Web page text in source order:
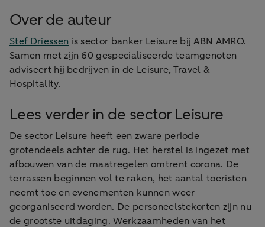
Over de auteur
Stef Driessen is sector banker Leisure bij ABN AMRO.
Samen met zijn 60 gespecialiseerde teamgenoten
adviseert hij bedrijven in de Leisure, Travel &
Hospitality.
Lees verder in de sector Leisure
De sector Leisure heeft een zware periode
grotendeels achter de rug. Het herstel is ingezet met
afbouwen van de maatregelen omtrent corona. De
terrassen beginnen vol te raken, het aantal toeristen
neemt toe en evenementen kunnen weer
georganiseerd worden. De personeelstekorten zijn nu
de grootste uitdaging. Werkzaamheden van het